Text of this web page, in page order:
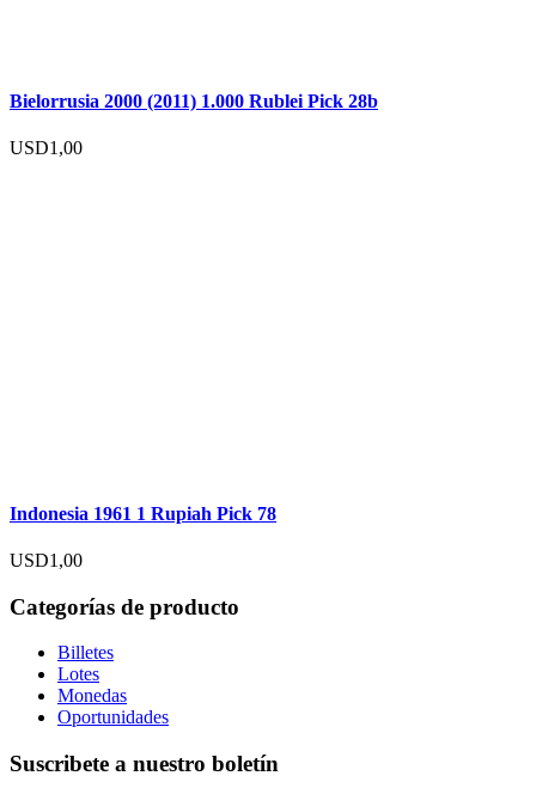
Bielorrusia 2000 (2011) 1.000 Rublei Pick 28b
USD1,00
Indonesia 1961 1 Rupiah Pick 78
USD1,00
Categorías de producto
Billetes
Lotes
Monedas
Oportunidades
Suscribete a nuestro boletín